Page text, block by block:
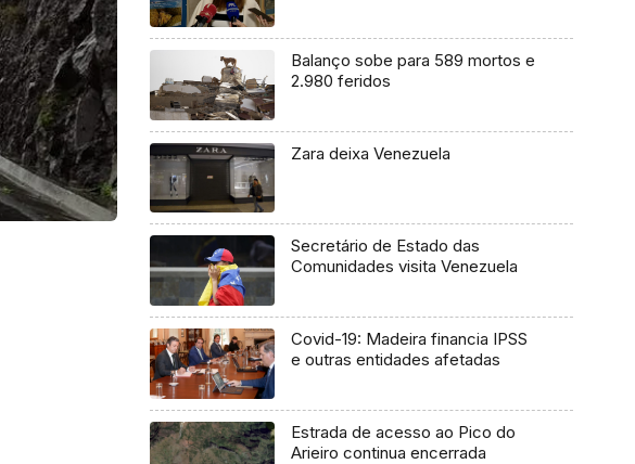
Balanço sobe para 589 mortos e
2.980 feridos
Zara deixa Venezuela
Secretário de Estado das
Comunidades visita Venezuela
Covid-19: Madeira financia IPSS
e outras entidades afetadas
Estrada de acesso ao Pico do
Arieiro continua encerrada